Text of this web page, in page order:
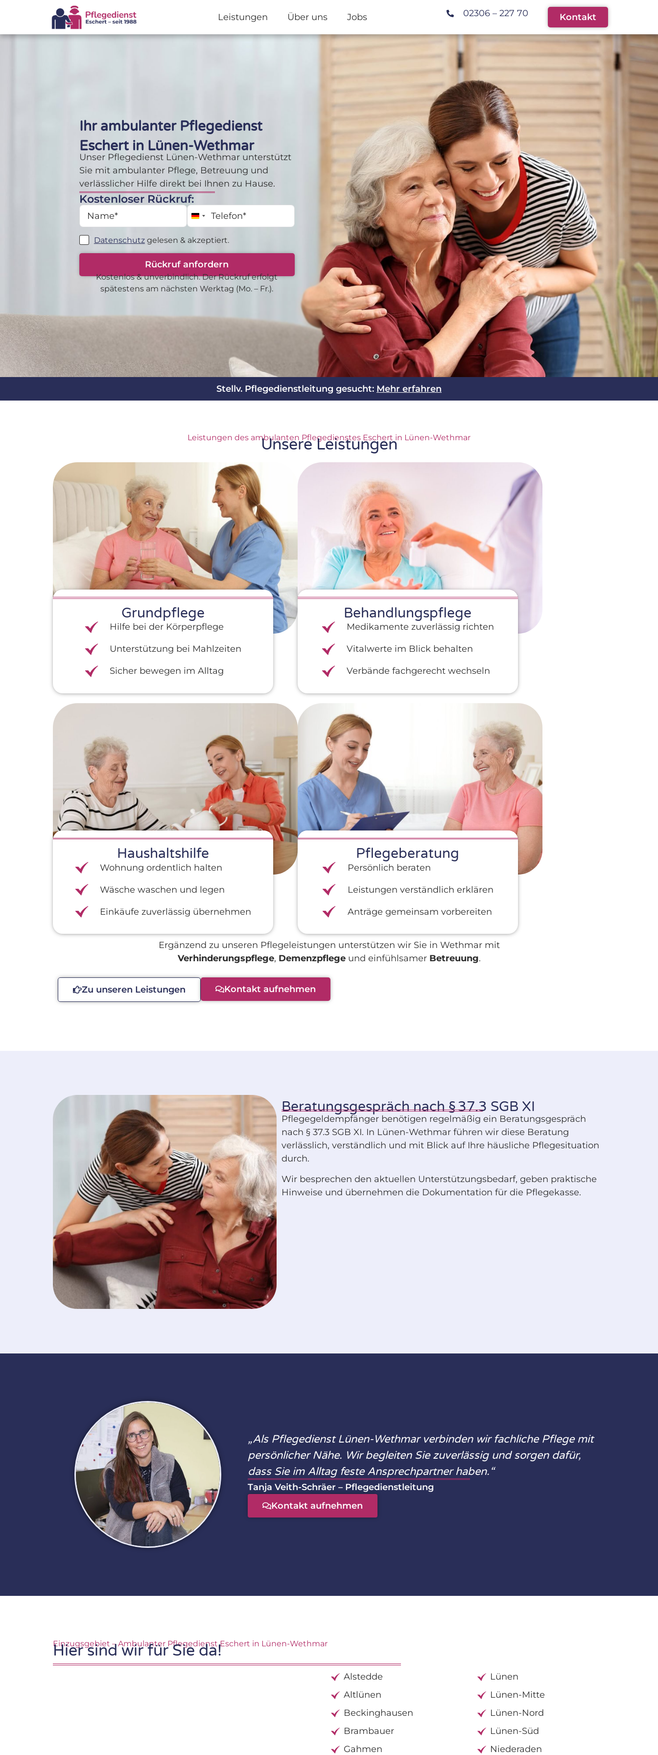
Leistungen Über uns Jobs 02306 – 227 70 Kontakt
Ihr ambulanter Pflegedienst
Eschert in Lünen-Wethmar
Unser Pflegedienst Lünen-Wethmar unterstützt
Sie mit ambulanter Pflege, Betreuung und
verlässlicher Hilfe direkt bei Ihnen zu Hause.
Kostenloser Rückruf:
Germany +49
Datenschutzgelesen & akzeptiert.
Rückruf anfordern
Kostenlos & unverbindlich. Der Rück­ruf erfolgt
spätestens am nächsten Werktag (Mo. – Fr.).
Stellv. Pflegedienstleitung gesucht: Mehr erfahren
Leistungen des ambulanten Pflegedienstes Eschert in Lünen-Wethmar
Unsere Leistungen
Grundpflege
Hilfe bei der Körperpflege
Unterstützung bei Mahlzeiten
Sicher bewegen im Alltag
Behandlungspflege
Medikamente zuverlässig richten
Vitalwerte im Blick behalten
Verbände fachgerecht wechseln
Haushaltshilfe
Wohnung ordentlich halten
Wäsche waschen und legen
Einkäufe zuverlässig übernehmen
Pflegeberatung
Persönlich beraten
Leistungen verständlich erklären
Anträge gemeinsam vorbereiten
Ergänzend zu unseren Pflegeleistungen unterstützen wir Sie in Wethmar mit
Verhinderungspflege, Demenzpflegeund einfühlsamer Betreuung.
Zu unseren Leistungen Kontakt aufnehmen
Beratungsgespräch nach § 37.3 SGB XI
Pflegegeldempfänger benötigen regelmäßig ein Beratungsgespräch
nach § 37.3 SGB XI. In Lünen-Wethmar führen wir diese Beratung
verlässlich, verständlich und mit Blick auf Ihre häusliche Pflegesituation
durch.
Wir besprechen den aktuellen Unterstützungsbedarf, geben praktische
Hinweise und übernehmen die Dokumentation für die Pflegekasse.
„Als Pflegedienst Lünen-Wethmar verbinden wir fachliche Pflege mit
persönlicher Nähe. Wir begleiten Sie zuverlässig und sorgen dafür,
dass Sie im Alltag feste Ansprechpartner haben.“
Tanja Veith-Schräer – Pflegedienstleitung
Kontakt aufnehmen
Einzugsgebiet – Ambulanter Pflegedienst Eschert in Lünen-Wethmar
Hier sind wir für Sie da!
Alstedde
Altlünen
Beckinghausen
Brambauer
Gahmen
Lünen
Lünen-Mitte
Lünen-Nord
Lünen-Süd
Niederaden